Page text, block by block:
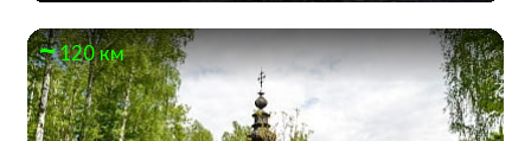
120 км